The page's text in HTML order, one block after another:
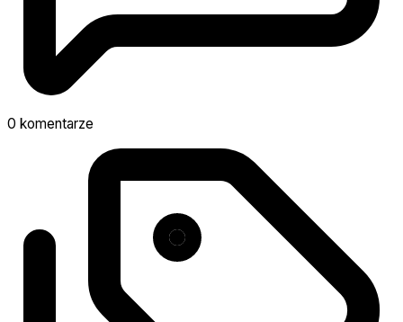
0 komentarze